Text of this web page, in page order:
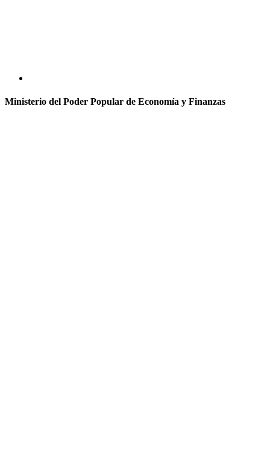
Ministerio del Poder Popular de Economía y Finanzas